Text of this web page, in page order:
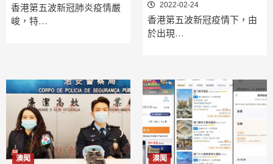
香港第五波新冠肺炎疫情嚴
峻，特…
2022-02-24
香港第五波新冠疫情下，由
於出現…
澳聞 澳聞